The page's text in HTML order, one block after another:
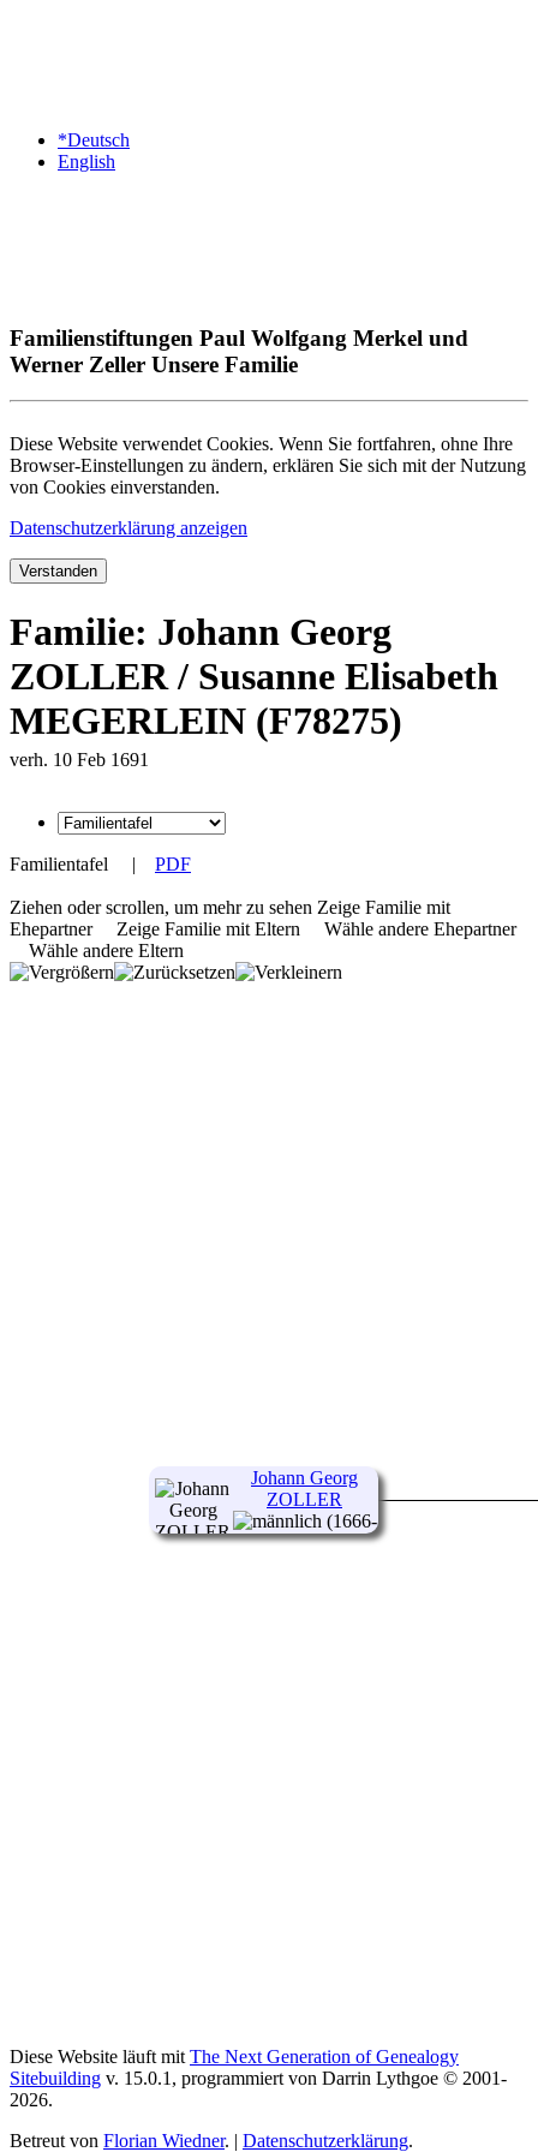
*Deutsch
English
Familienstiftungen Paul Wolfgang Merkel und
Werner Zeller Unsere Familie
Diese Website verwendet Cookies. Wenn Sie fortfahren, ohne Ihre
Browser-Einstellungen zu ändern, erklären Sie sich mit der Nutzung
von Cookies einverstanden.
Datenschutzerklärung anzeigen
Verstanden
Familie: Johann Georg
ZOLLER / Susanne Elisabeth
MEGERLEIN (F78275)
verh. 10 Feb 1691
Familientafel | PDF
Ziehen oder scrollen, um mehr zu sehen Zeige Familie mit
Ehepartner
Zeige Familie mit Eltern
Wähle andere Ehepartner
Wähle andere Eltern
Johann Georg
ZOLLER
(1666-
)
Diese Website läuft mit The Next Generation of Genealogy
Sitebuilding v. 15.0.1, programmiert von Darrin Lythgoe © 2001-
2026.
Betreut von Florian Wiedner. | Datenschutzerklärung.